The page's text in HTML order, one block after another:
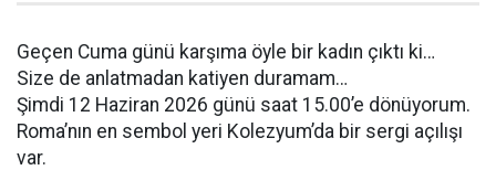
Geçen Cuma günü karşıma öyle bir kadın çıktı ki…
Size de anlatmadan katiyen duramam…
Şimdi 12 Haziran 2026 günü saat 15.00’e dönüyorum.
Roma’nın en sembol yeri Kolezyum’da bir sergi açılışı
var.